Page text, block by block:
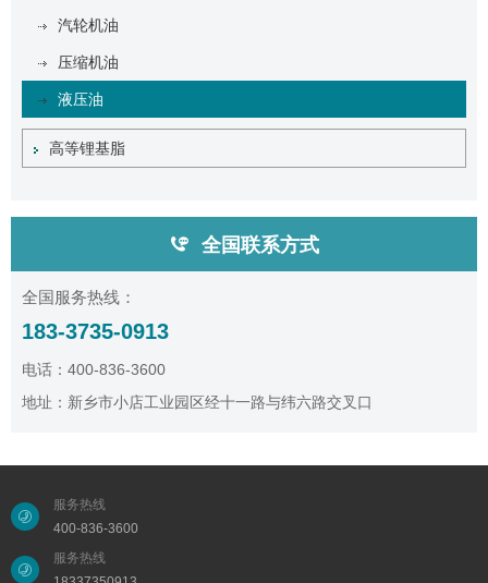
汽轮机油
压缩机油
液压油
高等锂基脂
全国联系方式
全国服务热线：
183-3735-0913
电话：400-836-3600
地址：新乡市小店工业园区经十一路与纬六路交叉口
服务热线
400-836-3600
服务热线